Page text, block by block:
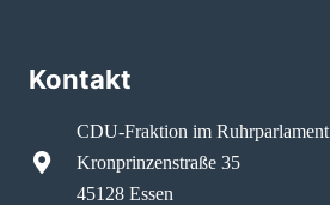
Kontakt
CDU-Fraktion im Ruhrparlament
Kronprinzenstraße 35
45128 Essen